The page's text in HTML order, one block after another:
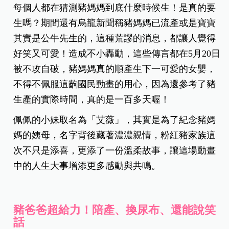
每個人都在猜測豬媽媽到底什麼時候生！是真的要
生嗎？期間還有烏龍新聞稱豬媽媽已流產或是寶寶
其實是公牛先生的，這種荒謬的消息，都讓人覺得
好笑又可愛！造成不小轟動，這些傳言都在5月20日
被不攻自破，豬媽媽真的順產生下一可愛的女嬰，
不得不佩服這齣國民動畫的用心，因為還參考了豬
生產的實際時間，真的是一百多天喔！
佩佩的小妹取名為「艾薇」，其實是為了紀念豬媽
媽的姨母，名字背後藏著濃濃親情，粉紅豬家族這
次不只是添喜，更添了一份溫柔故事，讓這場動畫
中的人生大事增添更多感動與共鳴。
豬爸爸超給力！陪產、換尿布、還能說笑
話